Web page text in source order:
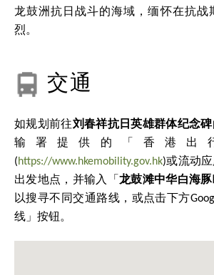
龙鼓洲抗日战斗的海域，缅怀在抗战
烈。
交通
如规划前往刘春祥抗日英雄群体纪念碑
输署提供的「香港出
(https://www.hkemobility.gov.hk)或流动
出发地点，并输入「 龙鼓滩中华白海豚
以搜寻不同交通路线，或点击下方
线」按钮。